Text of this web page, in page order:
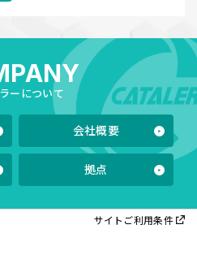
ーについて
会社概要
拠点
サイトご利用条件